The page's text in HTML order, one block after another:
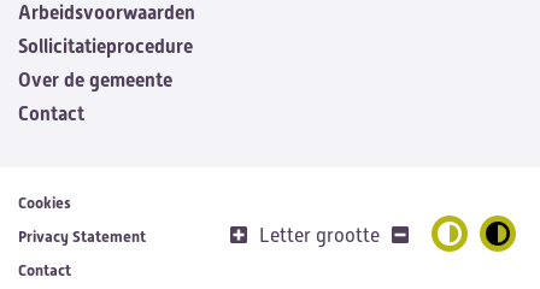
Arbeidsvoorwaarden
Sollicitatieprocedure
Over de gemeente
Contact
Cookies
Privacy Statement
Contact
Letter grootte